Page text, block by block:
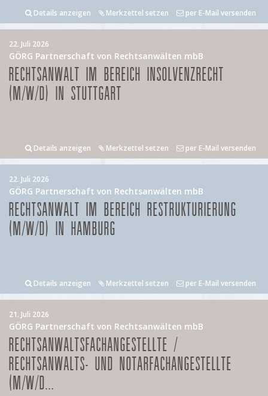
Details anzeigen Merkzettel setzen per E-Mail versenden
22. Juli 2026
GÖRG Partnerschaft von Rechtsanwälten mbB
RECHTSANWALT IM BEREICH INSOLVENZRECHT
(M/W/D) IN STUTTGART
Details anzeigen Merkzettel setzen per E-Mail versenden
22. Juli 2026
GÖRG Partnerschaft von Rechtsanwälten mbB
RECHTSANWALT IM BEREICH RESTRUKTURIERUNG
(M/W/D) IN HAMBURG
Details anzeigen Merkzettel setzen per E-Mail versenden
21. Juli 2026
GÖRG Partnerschaft von Rechtsanwälten mbB
RECHTSANWALTSFACHANGESTELLTE /
RECHTSANWALTS- UND NOTARFACHANGESTELLTE
(M/W/D...